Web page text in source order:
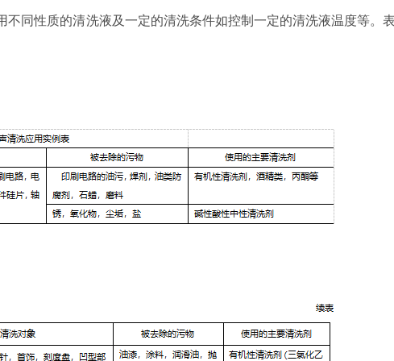
同性质的清洗液及一定的清洗条件如控制一定的清洗液温度等。